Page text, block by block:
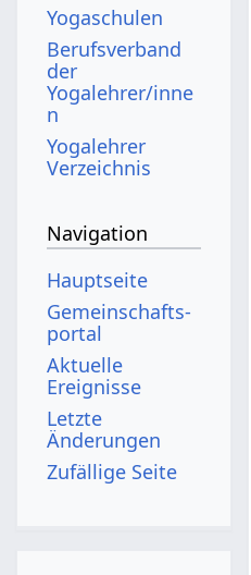
Yogaschulen
Berufsverband
der
Yogalehrer/inne
n
Yogalehrer
Verzeichnis
Navigation
Hauptseite
Gemeinschafts­
portal
Aktuelle
Ereignisse
Letzte
Änderungen
Zufällige Seite